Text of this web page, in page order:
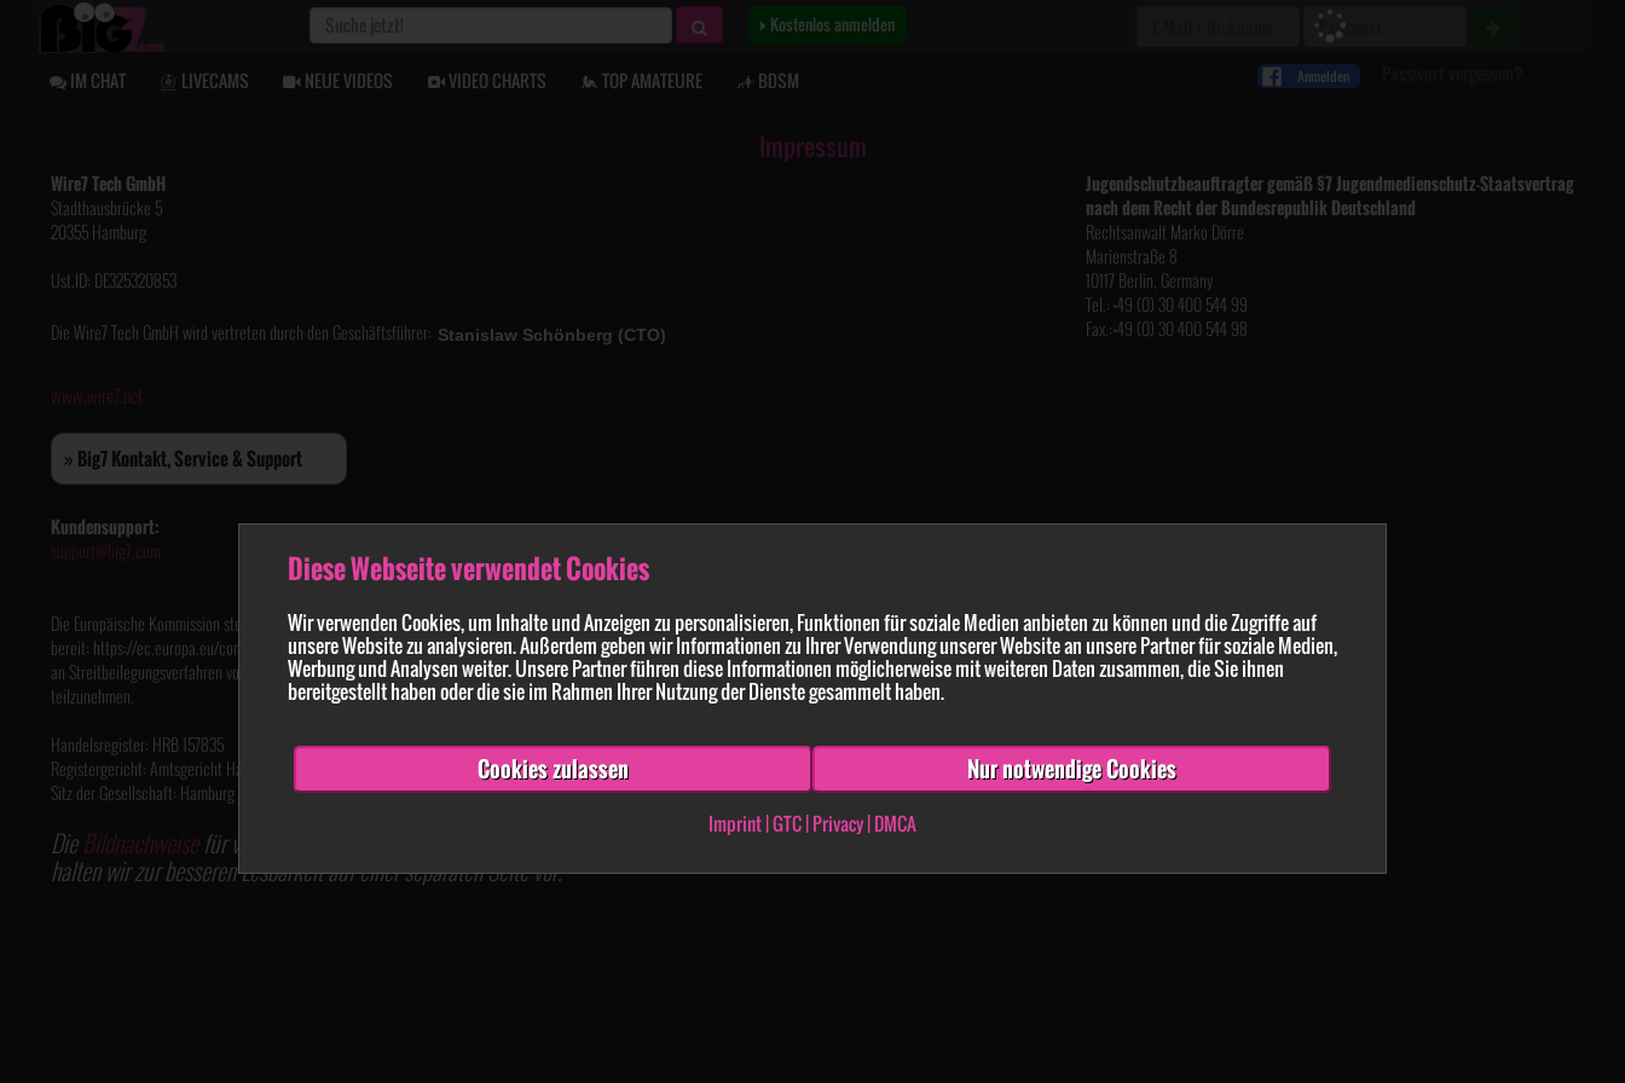
Diese Webseite verwendet Cookies
Wir verwenden Cookies, um Inhalte und Anzeigen zu personalisieren, Funktionen für soziale Medien anbieten zu können und die Zugriffe auf
unsere Website zu analysieren. Außerdem geben wir Informationen zu Ihrer Verwendung unserer Website an unsere Partner für soziale Medien,
Werbung und Analysen weiter. Unsere Partner führen diese Informationen möglicherweise mit weiteren Daten zusammen, die Sie ihnen
bereitgestellt haben oder die sie im Rahmen Ihrer Nutzung der Dienste gesammelt haben.
Cookies zulassen Nur notwendige Cookies
Imprint|GTC|Privacy|DMCA
Kostenlos anmelden
Anmelden
IM CHAT LIVECAMS NEUE VIDEOS VIDEO CHARTS TOP AMATEURE BDSM
Impressum
Wire7 Tech GmbH
Stadthausbrücke 5
20355 Hamburg
Ust.ID: DE325320853
Die Wire7 Tech GmbH wird vertreten durch den Geschäftsführer:
www.wire7.net
» Big7 Kontakt, Service & Support
Kundensupport:
support@big7.com
Die Europäische Kommission stellt eine Plattform zur Online-Streitbeilegung (OS)
bereit: https://ec.europa.eu/consumers/odr. Wir sind nicht bereit oder verpflichtet,
an Streitbeilegungsverfahren vor einer Verbraucherschlichtungsstelle
teilzunehmen.
Handelsregister: HRB 157835
Registergericht: Amtsgericht Hamburg
Sitz der Gesellschaft: Hamburg
Jugendschutzbeauftragter gemäß §7 Jugendmedienschutz-Staatsvertrag
nach dem Recht der Bundesrepublik Deutschland
Rechtsanwalt Marko Dörre
Marienstraße 8
10117 Berlin, Germany
Tel.:+49 (0) 30 400 544 99
Fax.:+49 (0) 30 400 544 98
DieBildnachweisefür verwendete Grafiken diverser Bildarchive auf Big7.com
halten wir zur besseren Lesbarkeit auf einer separaten Seite vor.